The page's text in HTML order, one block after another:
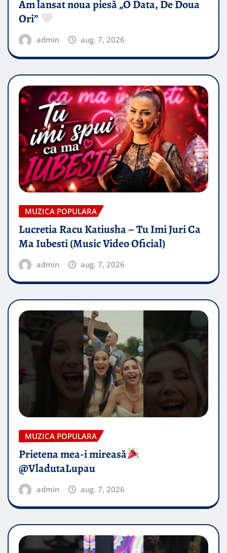
Am lansat noua piesă „O Data, De Doua
Ori”
admin aug. 7, 2026
MUZICA POPULARA
Lucretia Racu Katiusha – Tu Imi Juri Ca
Ma Iubesti (Music Video Oficial)
admin aug. 7, 2026
MUZICA POPULARA
Prietena mea-i mireasă​
@VladutaLupau
admin aug. 7, 2026